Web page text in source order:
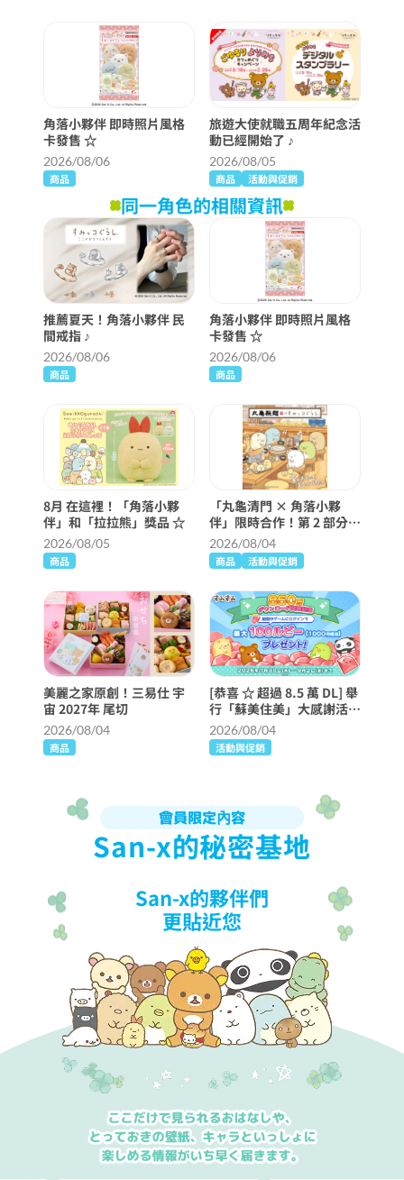
角落小夥伴 即時照片風格
卡發售 ☆
2026/08/06
商品
旅遊大使就職五周年紀念活
動已經開始了 ♪
2026/08/05
商品 活動與促銷
同一角色的相關資訊
推薦夏天！角落小夥伴 民
間戒指 ♪
2026/08/06
商品
角落小夥伴 即時照片風格
卡發售 ☆
2026/08/06
商品
8月 在這裡！「角落小夥
伴」和「拉拉熊」獎品 ☆
2026/08/05
商品
「丸龜清門 × 角落小夥
伴」限時合作！第 2 部分已
經開始了！
2026/08/04
商品 活動與促銷
美麗之家原創！三易仕 宇
宙 2027年 尾切
2026/08/04
商品
[恭喜 ☆ 超過 8.5 萬 DL] 舉
行「蘇美住美」大感謝活動
♪
2026/08/04
活動與促銷
會員限定內容
San-x的秘密基地
San-x的夥伴們
更貼近您